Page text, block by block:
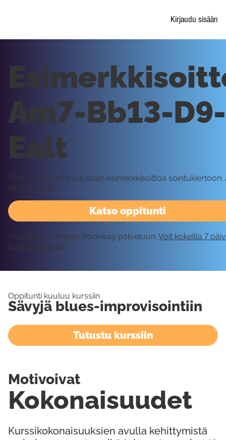
Kirjaudu sisään
Katso oppitunti
Am7-Bb13-D9-
Ealt
Tällä oppitunnilla kuullaan esimerkkisoittoa sointukiertoon:
Bb13-D9-Ealt.
Vaatii kirjautumisen Rockway palveluun. Voit kokeilla 7
ilmaiseksi tästä!
Oppitunti kuuluu kurssiin
Sävyjä blues-improvisointiin
Tutustu kurssiin
Kurssikokonaisuuksien avulla kehittymistä
Kokonaisuudet
Motivoivat